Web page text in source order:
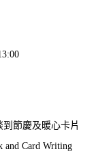
節慶及暖心卡片
and Card Writing